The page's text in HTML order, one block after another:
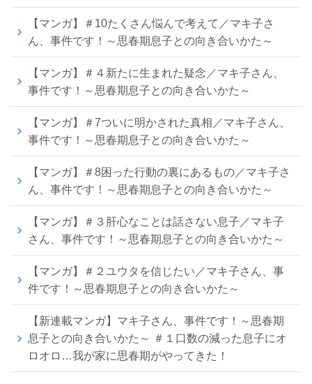
【マンガ】＃10たくさん悩んで考えて／マキ子さ
ん、事件です！～思春期息子との向き合いかた～
【マンガ】＃４新たに生まれた疑念／マキ子さん、
事件です！～思春期息子との向き合いかた～
【マンガ】＃7ついに明かされた真相／マキ子さん、
事件です！～思春期息子との向き合いかた～
【マンガ】＃8困った行動の裏にあるもの／マキ子さ
ん、事件です！～思春期息子との向き合いかた～
【マンガ】＃３肝心なことは話さない息子／マキ子
さん、事件です！～思春期息子との向き合いかた～
【マンガ】＃２ユウタを信じたい／マキ子さん、事
件です！～思春期息子との向き合いかた～
【新連載マンガ】マキ子さん、事件です！～思春期
息子との向き合いかた～ ＃１口数の減った息子にオ
ロオロ…我が家に思春期がやってきた！